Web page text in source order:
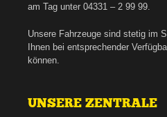
am Tag unter 04331 – 2 99 99.
Unsere Fahrzeuge sind stetig im
Ihnen bei entsprechender
können.
UNSERE ZENTRALE